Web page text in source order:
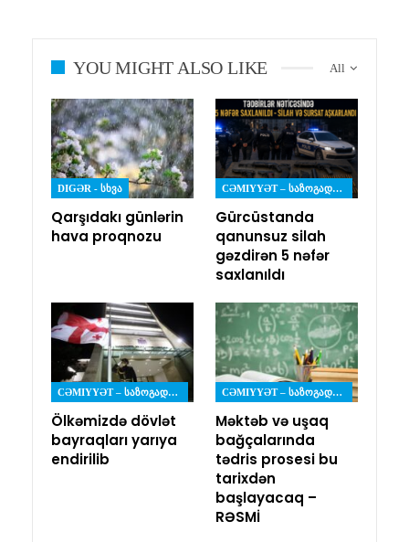
All
YOU MIGHT ALSO LIKE
DIGƏR - ᲡᲮᲕᲐ
Qarşıdakı günlərin
hava proqnozu
CƏMIYYƏT – ᲡᲐᲖᲝᲒᲐᲓᲝᲔᲑᲐ
Gürcüstanda
qanunsuz silah
gəzdirən 5 nəfər
saxlanıldı
CƏMIYYƏT – ᲡᲐᲖᲝᲒᲐᲓᲝᲔᲑᲐ
Ölkəmizdə dövlət
bayraqları yarıya
endirilib
CƏMIYYƏT – ᲡᲐᲖᲝᲒᲐᲓᲝᲔᲑᲐ
Məktəb və uşaq
bağçalarında
tədris prosesi bu
tarixdən
başlayacaq –
RƏSMİ